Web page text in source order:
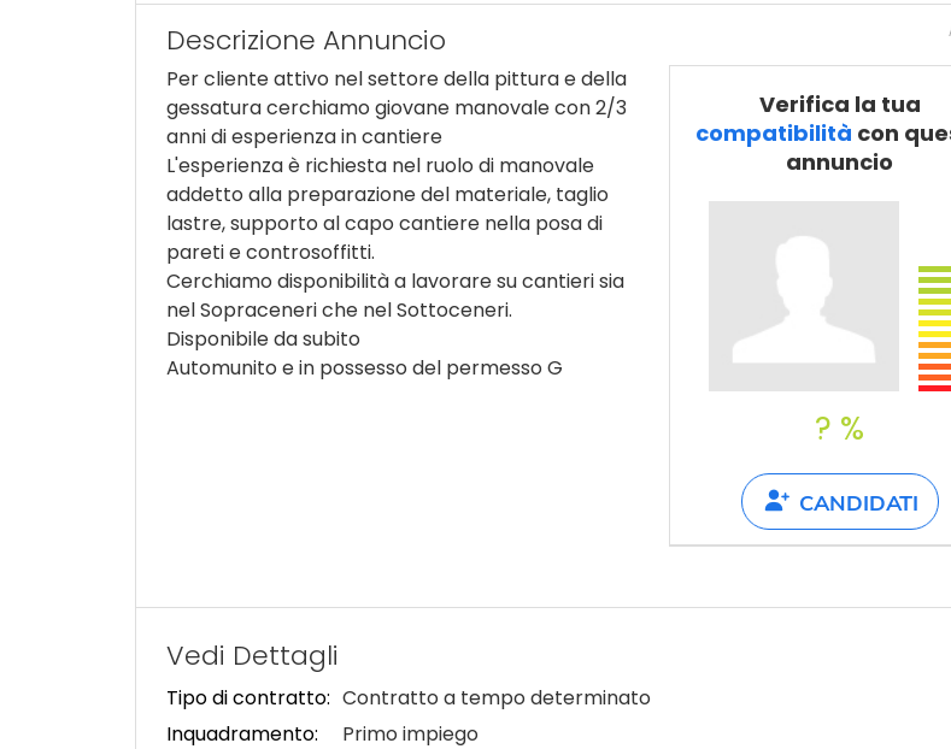
Stampa
Dillo a un
amico
Descrizione Annuncio
Verifica la tua
compatibilità con
annuncio
? %
CANDIDATI
Per cliente attivo nel settore della pittura e della
gessatura cerchiamo giovane manovale con 2/3
anni di esperienza in cantiere
L'esperienza è richiesta nel ruolo di manovale
addetto alla preparazione del materiale, taglio
lastre, supporto al capo cantiere nella posa di
pareti e controsoffitti.
Cerchiamo disponibilità a lavorare su cantieri sia
nel Sopraceneri che nel Sottoceneri.
Disponibile da subito
Automunito e in possesso del permesso G
Vedi Dettagli
Tipo di contratto: Contratto a tempo determinato
Inquadramento:
Primo impiego